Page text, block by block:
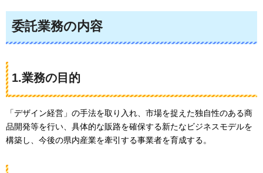
委託業務の内容
1.業務の目的
「デザイン経営」の手法を取り入れ、市場を捉えた独自性のある商
品開発等を行い、具体的な販路を確保する新たなビジネスモデルを
構築し、今後の県内産業を牽引する事業者を育成する。